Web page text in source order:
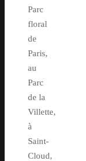
Parc
floral
de
Paris,
au
Parc
de la
Villette,
à
Saint-
Cloud,